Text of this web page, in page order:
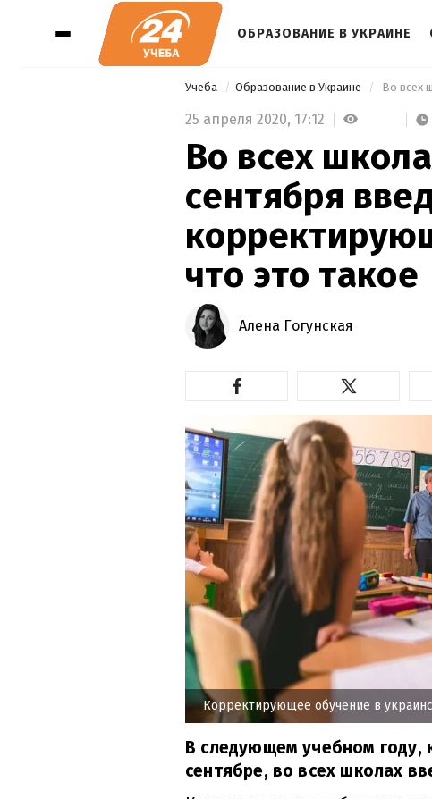
ОБРАЗОВАНИЕ В УКРАИНЕ
Учеба Образование в Украине
25 апреля 2020, 17:12
Во всех
сентября
что это такое
Алена Гогунская
Корректирующее обучение в
В следующем учебном году,
сентябре, во всех школах